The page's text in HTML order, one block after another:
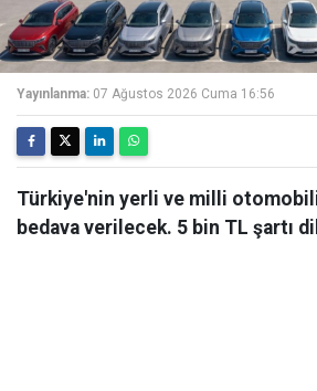
Yayınlanma: 07 Ağustos 2026 Cuma 16:56
Türkiye'nin yerli ve milli
bedava verilecek. 5 bin TL şartı